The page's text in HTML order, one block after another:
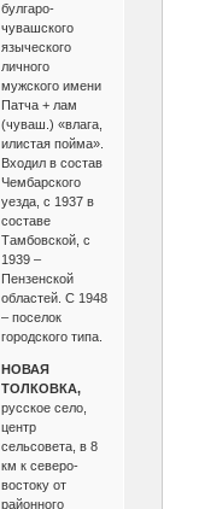
булгаро-
чувашского
языческого
личного
мужского имени
Патча + лам
(чуваш.) «влага,
илистая пойма».
Входил в состав
Чембарского
уезда, с 1937 в
составе
Тамбовской, с
1939 –
Пензенской
областей. С 1948
– поселок
городского типа.
НОВАЯ
ТОЛКОВКА,
русское село,
центр
сельсовета, в 8
км к северо-
востоку от
районного